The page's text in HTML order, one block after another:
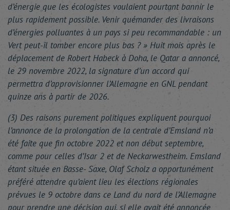
d’énergie que les écologistes voulaient pourtant bannir le
plus rapidement possible. Venir quémander des livraisons
d’énergies polluantes à un pays si peu recommandable : un
Vert peut-il tomber encore plus bas ? » Huit mois après le
déplacement de Robert Habeck à Doha, le Qatar a annoncé,
le 29 novembre 2022, la signature d’un accord qui
permettra d’approvisionner l’Allemagne en GNL pendant
quinze ans à partir de 2026.
(3) Des raisons purement politiques expliquent pourquoi
l’annonce de la prolongation de la centrale d’Emsland n’a
été faite que fin octobre 2022 et non début septembre,
comme pour celles d’Isar 2 et de Neckarwestheim. Emsland
étant située en Basse- Saxe, Olaf Scholz a opportunément
préféré attendre qu’aient lieu les élections régionales
prévues le 9 octobre dans ce Land du nord de l’Allemagne
pour prendre une décision qui, si elle avait été annoncée